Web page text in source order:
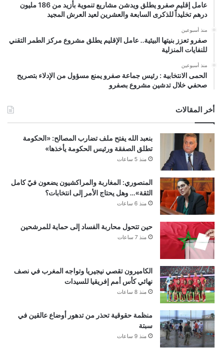
عامل إقليم صفرو يطلق ويدشن مشاريع تنموية بأزيد من 186 مليون
درهم تخليداً للذكرى السابعة والعشرين لعيد العرش المجيد
منذ أسبوعين
صفرو تعزز بنيتها البيئية.. عامل الإقليم يطلق مشروع مركز الطمر التقني
للنفايات المنزلية
منذ أسبوعين
الحمى الانتخابية : رئيس جماعة صفرو يمنع مسؤول من الإدلاء بتصريح
صحفي خلال تدشين مشروع بصفرو
أخر المقالات
بنعبد الله يفتح ملف تضارب المصالح: «الحكومة
تطلق الصفقة ورئيس الحكومة يأخذها»
منذ 5 ساعات
المنصوري: المغاربة والمراكشيون يضعون فيّ كامل
الثقة»… وهل يحتاج الأمر إلى انتخابات؟
منذ 6 ساعات
حين تتحول محاربة الفساد إلى حماية للمرشحين
منذ 7 ساعات
الكاميرون تقصي نيجيريا وتواجه المغرب في نصف
نهائي كأس أمم إفريقيا للسيدات
منذ 8 ساعات
منظمة حقوقية تحذر من تدهور أوضاع عالقين في
سبتة
منذ 9 ساعات